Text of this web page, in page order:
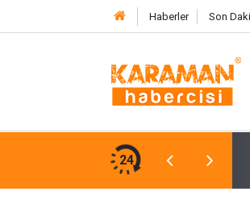
Haberler Son
24